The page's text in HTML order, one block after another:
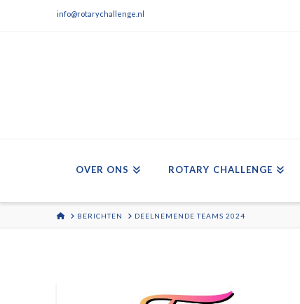
info@rotarychallenge.nl
OVER ONS ROTARY CHALLENGE
HOMEBERICHTEN DEELNEMENDE TEAMS 2024